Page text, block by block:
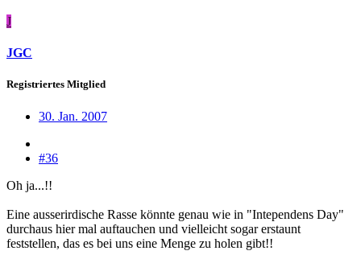
J
JGC
Registriertes Mitglied
30. Jan. 2007
#36
Oh ja...!!
Eine ausserirdische Rasse könnte genau wie in "Intependens Day"
durchaus hier mal auftauchen und vielleicht sogar erstaunt
feststellen, das es bei uns eine Menge zu holen gibt!!